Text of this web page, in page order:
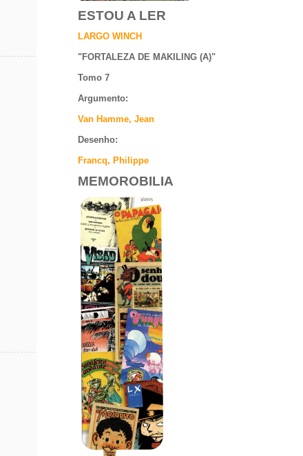
ESTOU A LER
LARGO WINCH
"FORTALEZA DE MAKILING (A)"
Tomo 7
Argumento:
Van Hamme, Jean
Desenho:
Francq, Philippe
MEMOROBILIA